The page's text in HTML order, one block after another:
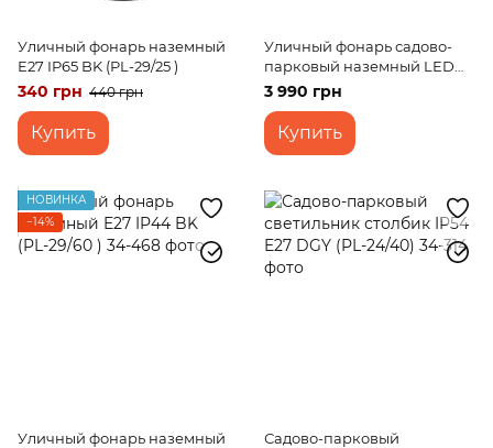
Уличный фонарь наземный
E27 IP65 BK (PL-29/25 )
340 грн 440 грн
Купить
Уличный фонарь садово-
парковый наземный LED
13W IP54 (PL-20/30)
3 990 грн
Купить
НОВИНКА
−14%
Уличный фонарь наземный
Садово-парковый